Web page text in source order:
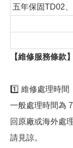
五年保固TD02
【維修服務條款】
1️⃣ 維修處理時間
一般處理時間為
回原廠或海外處
請見諒。